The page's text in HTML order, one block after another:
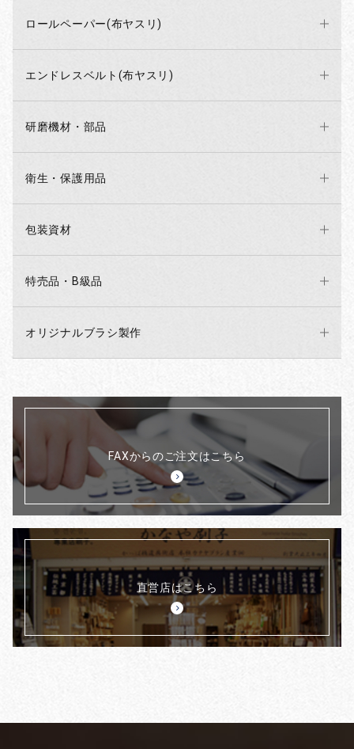
ロールペーパー(布ヤスリ)
エンドレスベルト(布ヤスリ)
研磨機材・部品
衛生・保護用品
包装資材
特売品・B級品
オリジナルブラシ製作
FAXからのご注文はこちら
直営店はこちら